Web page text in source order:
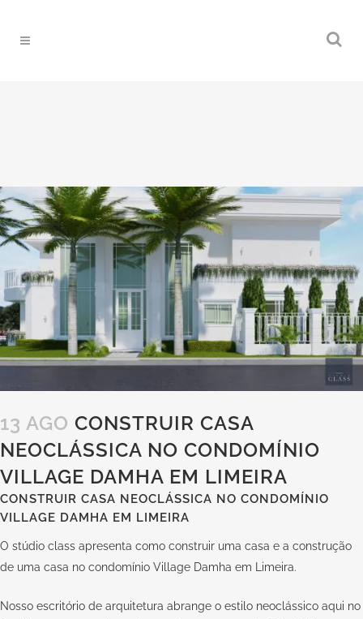
13 AGO CONSTRUIR CASA
NEOCLÁSSICA NO CONDOMÍNIO
VILLAGE DAMHA EM LIMEIRA
CONSTRUIR CASA NEOCLÁSSICA NO CONDOMÍNIO
VILLAGE DAMHA EM LIMEIRA
O stúdio class apresenta como construir uma casa e a construção
de uma casa no condomínio Village Damha em Limeira.
Nosso escritório de arquitetura abrange o estilo neoclássico aqui no